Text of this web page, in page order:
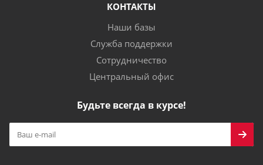
КОНТАКТЫ
Наши базы
Служба поддержки
Сотрудничество
Центральный офис
Будьте всегда в курсе!